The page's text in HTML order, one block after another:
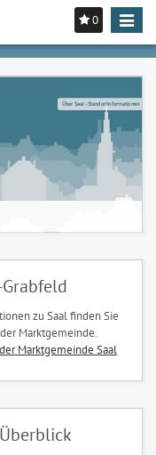
0
Toggle
Über Saal - Standortinformationen
zu Saal finden Sie
Marktgemeinde.
Marktgemeinde Saal